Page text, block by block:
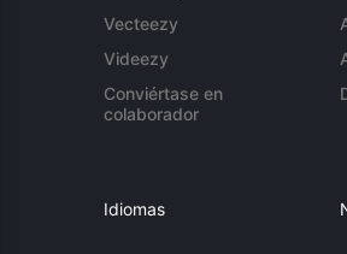
Vecteezy
Videezy
Conviértase en
colaborador
Idiomas